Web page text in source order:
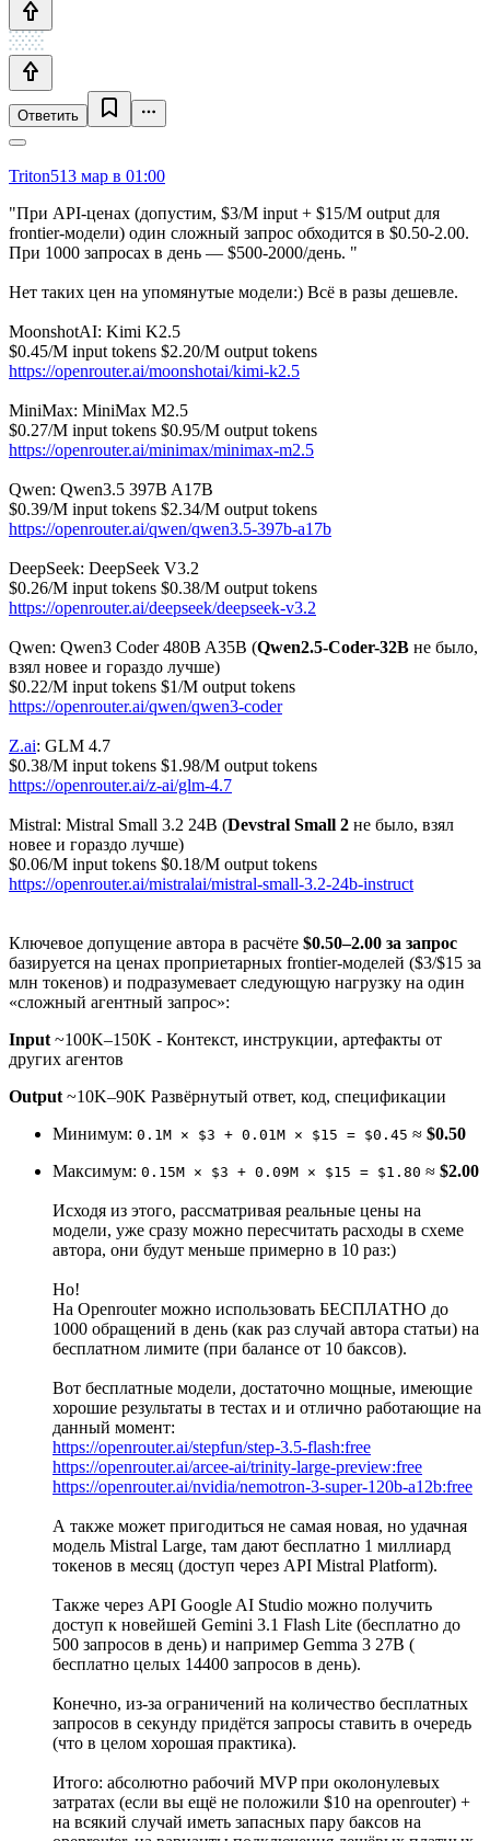
Ответить
Triton513 мар в 01:00
"При API-ценах (допустим, $3/M input + $15/M output для
frontier-модели) один сложный запрос обходится в $0.50-2.00.
При 1000 запросах в день — $500-2000/день. "
Нет таких цен на упомянутые модели:) Всё в разы дешевле.
MoonshotAI: Kimi K2.5
$0.45/M input tokens $2.20/M output tokens
https://openrouter.ai/moonshotai/kimi-k2.5
MiniMax: MiniMax M2.5
$0.27/M input tokens $0.95/M output tokens
https://openrouter.ai/minimax/minimax-m2.5
Qwen: Qwen3.5 397B A17B
$0.39/M input tokens $2.34/M output tokens
https://openrouter.ai/qwen/qwen3.5-397b-a17b
DeepSeek: DeepSeek V3.2
$0.26/M input tokens $0.38/M output tokens
https://openrouter.ai/deepseek/deepseek-v3.2
Qwen: Qwen3 Coder 480B A35B (Qwen2.5-Coder-32B не было,
взял новее и гораздо лучше)
$0.22/M input tokens $1/M output tokens
https://openrouter.ai/qwen/qwen3-coder
Z.ai: GLM 4.7
$0.38/M input tokens $1.98/M output tokens
https://openrouter.ai/z-ai/glm-4.7
Mistral: Mistral Small 3.2 24B (Devstral Small 2 не было, взял
новее и гораздо лучше)
$0.06/M input tokens $0.18/M output tokens
https://openrouter.ai/mistralai/mistral-small-3.2-24b-instruct
Ключевое допущение автора в расчёте $0.50–2.00 за запрос
базируется на ценах проприетарных frontier-моделей ($3/$15 за
млн токенов) и подразумевает следующую нагрузку на один
«сложный агентный запрос»:
Input ~100K–150K - Контекст, инструкции, артефакты от
других агентов
Output ~10K–90K Развёрнутый ответ, код, спецификации
Минимум: 0.1M × $3 + 0.01M × $15 = $0.45 ≈ $0.50
Максимум: 0.15M × $3 + 0.09M × $15 = $1.80 ≈ $2.00
Исходя из этого, рассматривая реальные цены на
модели, уже сразу можно пересчитать расходы в схеме
автора, они будут меньше примерно в 10 раз:)
Но!
На Openrouter можно использовать БЕСПЛАТНО до
1000 обращений в день (как раз случай автора статьи) на
бесплатном лимите (при балансе от 10 баксов).
Вот бесплатные модели, достаточно мощные, имеющие
хорошие результаты в тестах и и отлично работающие на
данный момент:
https://openrouter.ai/stepfun/step-3.5-flash:free
https://openrouter.ai/arcee-ai/trinity-large-preview:free
https://openrouter.ai/nvidia/nemotron-3-super-120b-a12b:free
А также может пригодиться не самая новая, но удачная
модель Mistral Large, там дают бесплатно 1 миллиард
токенов в месяц (доступ через API Mistral Platform).
Также через API Google AI Studio можно получить
доступ к новейшей Gemini 3.1 Flash Lite (бесплатно до
500 запросов в день) и например Gemma 3 27B (
бесплатно целых 14400 запросов в день).
Конечно, из-за ограничений на количество бесплатных
запросов в секунду придётся запросы ставить в очередь
(что в целом хорошая практика).
Итого: абсолютно рабочий MVP при околонулевых
затратах (если вы ещё не положили $10 на opеnrouter) +
на всякий случай иметь запасных пару баксов на